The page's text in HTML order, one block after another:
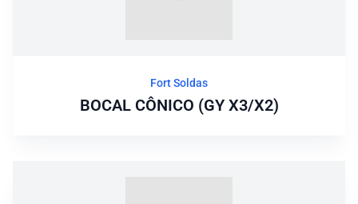
Fort Soldas
BOCAL CÔNICO (GY X3/X2)